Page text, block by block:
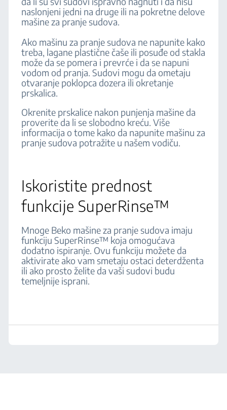
naslonjeni jedni na druge ili na pokretne delove
mašine za pranje sudova.
Ako mašinu za pranje sudova ne napunite kako
treba, lagane plastične čaše ili posuđe od stakla
može da se pomera i prevrće i da se napuni
vodom od pranja. Sudovi mogu da ometaju
otvaranje poklopca dozera ili okretanje
prskalica.
Okrenite prskalice nakon punjenja mašine da
proverite da li se slobodno kreću. Više
informacija o tome kako da napunite mašinu za
pranje sudova potražite u našem vodiču.
Iskoristite prednost
funkcije SuperRinse™
Mnoge Beko mašine za pranje sudova imaju
funkciju SuperRinse™ koja omogućava
dodatno ispiranje. Ovu funkciju možete da
aktivirate ako vam smetaju ostaci deterdženta
ili ako prosto želite da vaši sudovi budu
temeljnije isprani.